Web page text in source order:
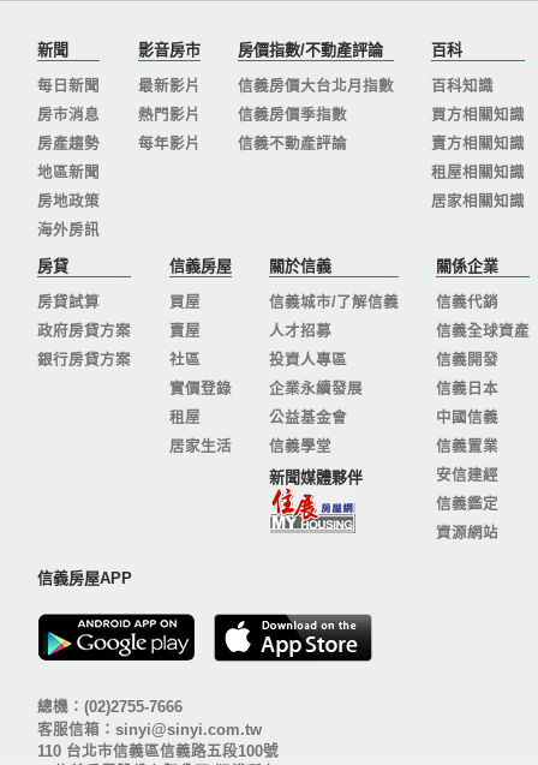
新聞
每日新聞
房市消息
房產趨勢
地區新聞
房地政策
海外房訊
影音房市
最新影片
熱門影片
每年影片
房價指數/不動產評論
信義房價大台北月指數
信義房價季指數
信義不動產評論
百科
百科知識
買方相關知識
賣方相關知識
租屋相關知識
居家相關知識
房貸
房貸試算
政府房貸方案
銀行房貸方案
信義房屋
買屋
賣屋
社區
實價登錄
租屋
居家生活
關於信義
信義城市/了解信義
人才招募
投資人專區
企業永續發展
公益基金會
信義學堂
新聞媒體夥伴
關係企業
信義代銷
信義全球資產
信義開發
信義日本
中國信義
信義置業
安信建經
信義鑑定
資源網站
信義房屋APP
總機：(02)2755-7666
客服信箱：sinyi@sinyi.com.tw
110 台北市信義區信義路五段100號